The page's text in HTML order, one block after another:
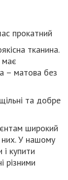
прокатний
тканина.
має
– матова без
та добре
широкий
них. У нашому
купити
різними